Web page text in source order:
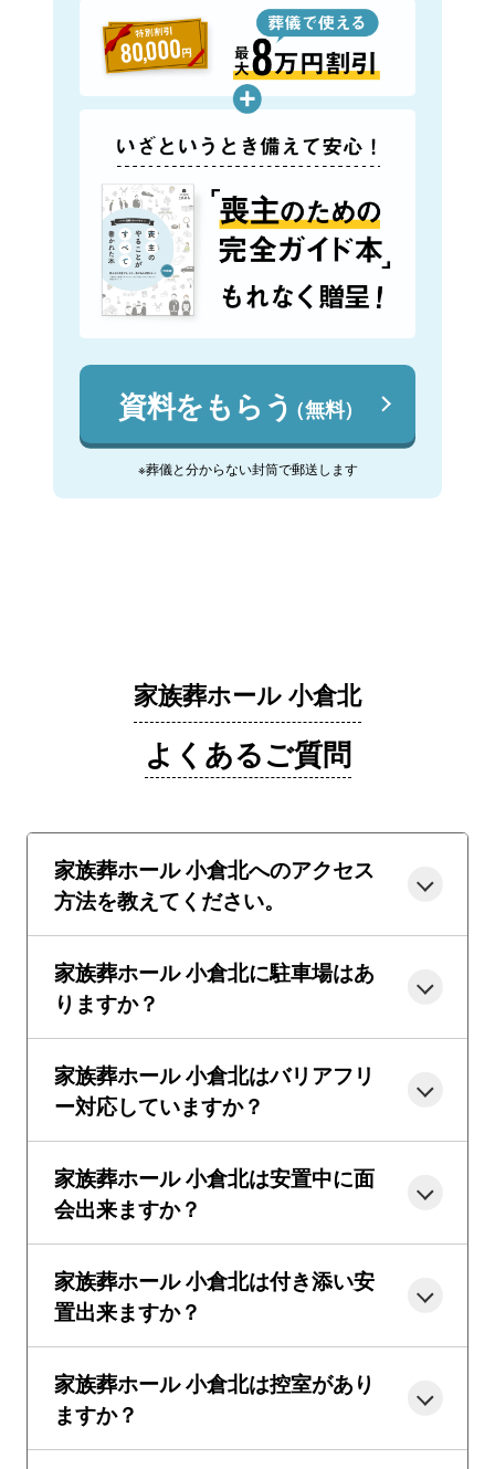
資料をもらう（無料）
※葬儀と分からない封筒で郵送します
家族葬ホール 小倉北
よくあるご質問
家族葬ホール 小倉北へのアクセス
方法を教えてください。
家族葬ホール 小倉北に駐車場はあ
りますか？
家族葬ホール 小倉北はバリアフリ
ー対応していますか？
家族葬ホール 小倉北は安置中に面
会出来ますか？
家族葬ホール 小倉北は付き添い安
置出来ますか？
家族葬ホール 小倉北は控室があり
ますか？